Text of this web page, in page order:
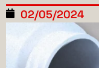
02/05/2024